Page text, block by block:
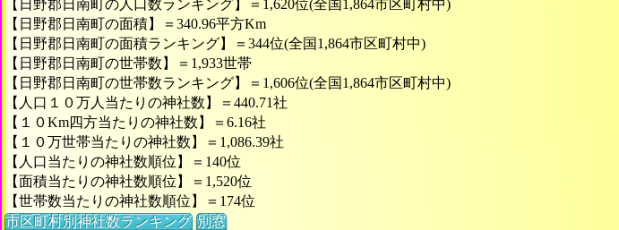
【日野郡日南町の人口数ランキング】＝1,620位(全国1,864市区町村中)
【日野郡日南町の面積】＝340.96平方Km
【日野郡日南町の面積ランキング】＝344位(全国1,864市区町村中)
【日野郡日南町の世帯数】＝1,933世帯
【日野郡日南町の世帯数ランキング】＝1,606位(全国1,864市区町村中)
【人口１０万人当たりの神社数】＝440.71社
【１０Km四方当たりの神社数】＝6.16社
【１０万世帯当たりの神社数】＝1,086.39社
【人口当たりの神社数順位】＝140位
【面積当たりの神社数順位】＝1,520位
【世帯数当たりの神社数順位】＝174位
市区町村別神社数ランキング 別窓